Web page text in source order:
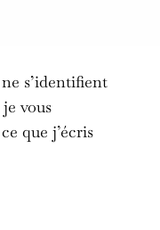
s’identifient
vous
que j’écris